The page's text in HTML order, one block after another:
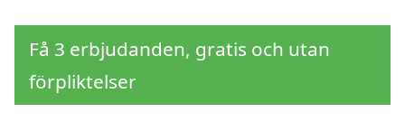
Få 3 erbjudanden, gratis och utan
förpliktelser